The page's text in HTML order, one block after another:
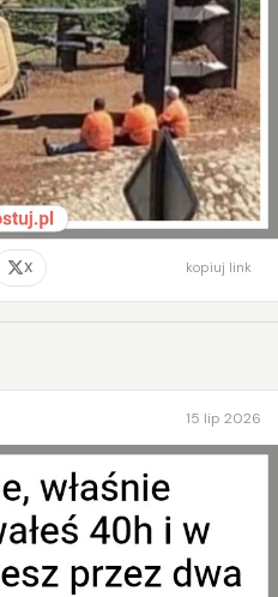
X kopiuj link
15 lip 2026